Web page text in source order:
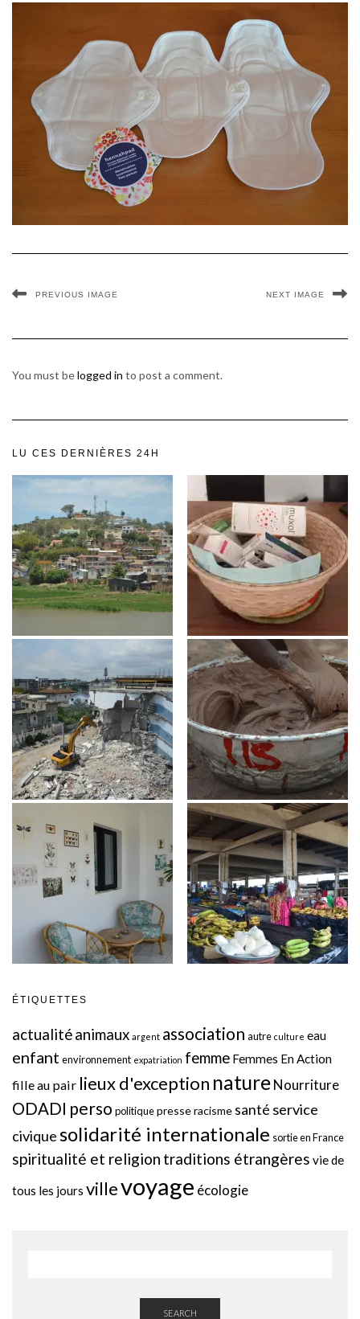
PREVIOUS IMAGE NEXT IMAGE
You must belogged in to post a comment.
LU CES DERNIÈRES 24H
ÉTIQUETTES
actualitéanimaux argent association autre culture eau
enfant environnement expatriation femme Femmes En Action
fille au pair lieux d'exception natureNourriture
ODADI perso politiquepresseracisme santé service
civique solidarité internationale sortie en France
spiritualité et religion traditions étrangères vie de
tous les jours villevoyage écologie
SEARCH